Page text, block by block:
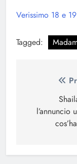
Verissimo 18 e
Tagged:
articoli
l’annuncio